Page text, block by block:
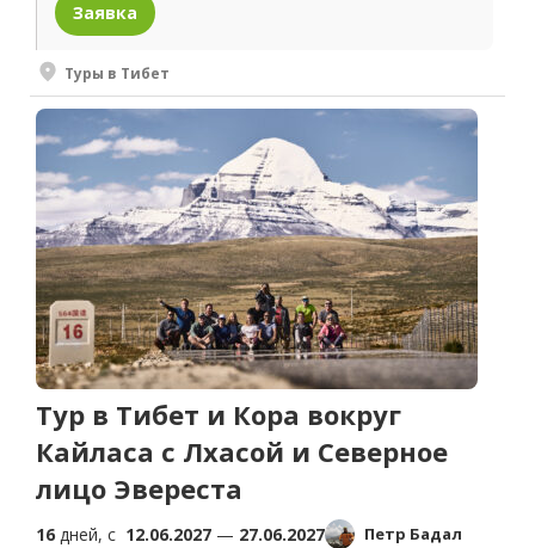
Заявка
Туры в Тибет
Тур в Тибет и Кора вокруг
Кайласа с Лхасой и Северное
лицо Эвереста
16 дней, c 12.06.2027 — 27.06.2027 Петр Бадал